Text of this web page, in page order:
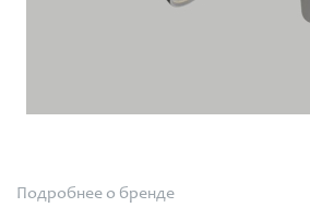
Подробнее о бренде